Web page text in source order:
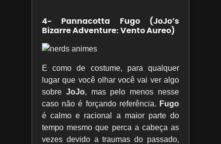
4- Pannacotta Fugo (JoJo’s
Bizarre Adventure: Vento Aureo)
E como de costume, para qualquer
lugar que você olhar você vai ver algo
sobre JoJo, mas pelo menos nesse
caso não é forçando referência. Fugo
é calmo e racional a maior parte do
tempo mesmo que perca a cabeça as
vezes devido a traumas do passado,